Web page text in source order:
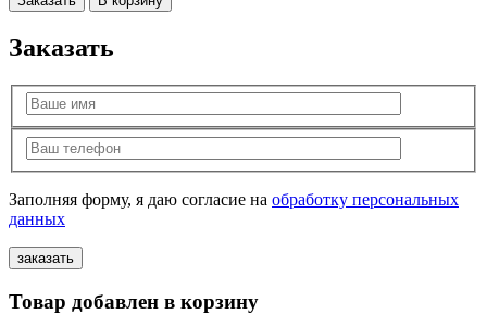
Заказать
Заполняя форму, я даю согласие на обработку персональных
данных
Товар добавлен в корзину